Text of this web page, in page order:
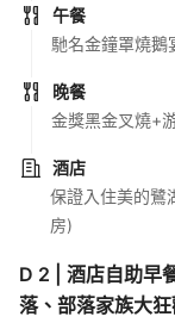
午餐
馳名金鐘罩燒鵝
晚餐
金獎黑金叉燒+
酒店
保證入住美的鷺
房)
D 2
酒店自助早
落、部落家族大